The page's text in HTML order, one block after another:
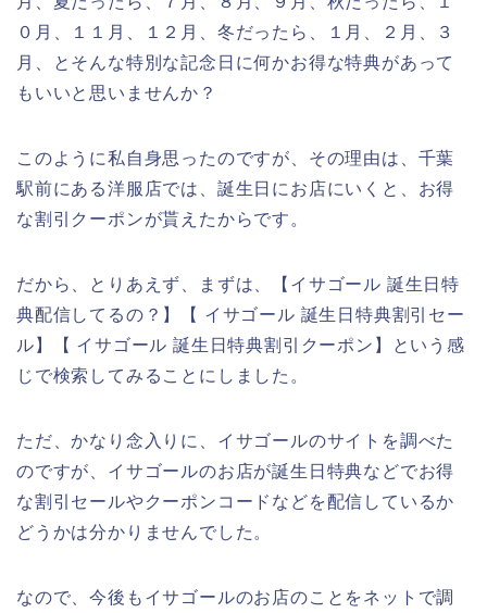
０月、１１月、１２月、冬だったら、１月、２月、３
月、とそんな特別な記念日に何かお得な特典があって
もいいと思いませんか？
このように私自身思ったのですが、その理由は、千葉
駅前にある洋服店では、誕生日にお店にいくと、お得
な割引クーポンが貰えたからです。
だから、とりあえず、まずは、【イサゴール 誕生日特
典配信してるの？】【 イサゴール 誕生日特典割引セー
ル】【 イサゴール 誕生日特典割引クーポン】という感
じで検索してみることにしました。
ただ、かなり念入りに、イサゴールのサイトを調べた
のですが、イサゴールのお店が誕生日特典などでお得
な割引セールやクーポンコードなどを配信しているか
どうかは分かりませんでした。
なので、今後もイサゴールのお店のことをネットで調